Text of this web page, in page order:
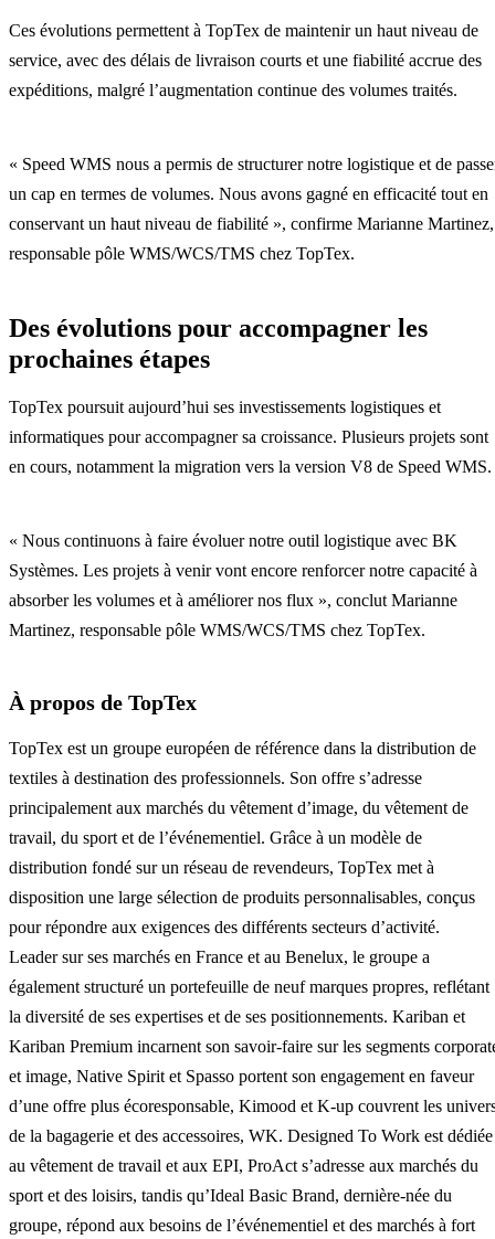
Ces évolutions permettent à TopTex de maintenir un haut niveau de
service, avec des délais de livraison courts et une fiabilité accrue des
expéditions, malgré l’augmentation continue des volumes traités.
« Speed WMS nous a permis de structurer notre logistique et de
un cap en termes de volumes. Nous avons gagné en efficacité tout en
conservant un haut niveau de fiabilité », confirme Marianne Martinez,
responsable pôle WMS/WCS/TMS chez TopTex.
Des évolutions pour accompagner les
prochaines étapes
TopTex poursuit aujourd’hui ses investissements logistiques et
informatiques pour accompagner sa croissance. Plusieurs projets sont
en cours, notamment la migration vers la version V8 de Speed WMS.
« Nous continuons à faire évoluer notre outil logistique avec BK
Systèmes. Les projets à venir vont encore renforcer notre capacité à
absorber les volumes et à améliorer nos flux », conclut Marianne
Martinez, responsable pôle WMS/WCS/TMS chez TopTex.
À propos de TopTex
TopTex est un groupe européen de référence dans la distribution de
textiles à destination des professionnels. Son offre s’adresse
principalement aux marchés du vêtement d’image, du vêtement de
travail, du sport et de l’événementiel. Grâce à un modèle de
distribution fondé sur un réseau de revendeurs, TopTex met à
disposition une large sélection de produits personnalisables, conçus
pour répondre aux exigences des différents secteurs d’activité.
Leader sur ses marchés en France et au Benelux, le groupe a
également structuré un portefeuille de neuf marques propres, reflétant
la diversité de ses expertises et de ses positionnements. Kariban et
Kariban Premium incarnent son savoir-faire sur les segments
et image, Native Spirit et Spasso portent son engagement en faveur
d’une offre plus écoresponsable, Kimood et K-up couvrent les
de la bagagerie et des accessoires, WK. Designed To Work est dédiée
au vêtement de travail et aux EPI, ProAct s’adresse aux marchés du
sport et des loisirs, tandis qu’Ideal Basic Brand, dernière-née du
groupe, répond aux besoins de l’événementiel et des marchés à fort